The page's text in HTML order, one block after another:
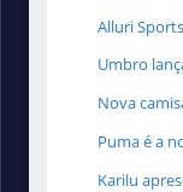
Alluri
Umbro
Nova
Puma é a
Karilu